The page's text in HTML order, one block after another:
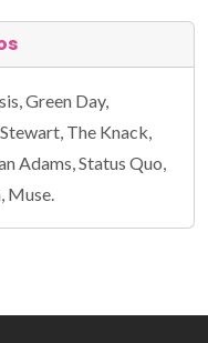
Green Day,
The Knack,
Adams, Status Quo,
Muse.